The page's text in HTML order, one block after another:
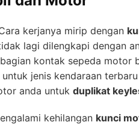
kerjanya mirip dengan
lagi dilengkapi dengan
kontak sepeda motor
jenis kendaraan
anda untuk duplikat
kehilangan kunci